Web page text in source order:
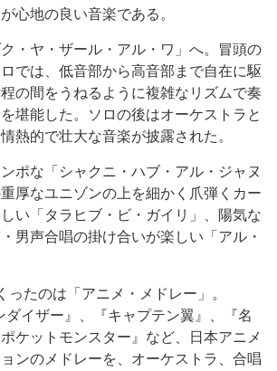
心地の良い音楽である。
・ヤ・ザール・アル・ワ」へ。冒頭の
では、低音部から高音部まで自在に駆
の間をうねるように複雑なリズムで奏
堪能した。ソロの後はオーケストラと
熱的で壮大な音楽が披露された。
ポな「シャクニ・ハブ・アル・ジャヌ
厚なユニゾンの上を細かく爪弾くカー
い「タラヒブ・ビ・ガイリ」、陽気な
男声合唱の掛け合いが楽しい「アル・
たのは「アニメ・メドレー」。
ダイザー』、『キャプテン翼』、『名
ケットモンスター』など、日本アニメ
ンのメドレーを、オーケストラ、合唱